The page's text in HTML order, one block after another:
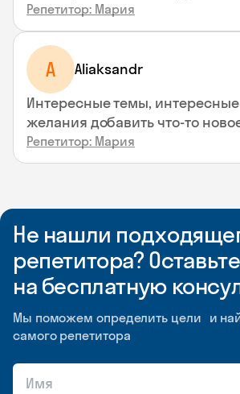
Репетитор: Мария
A Aliaksandr
Интересные темы,
желания добавить что-то
Репетитор: Мария
Не нашли
репетитора?
на бесплатную
Мы поможем определить цели и
самого репетитора